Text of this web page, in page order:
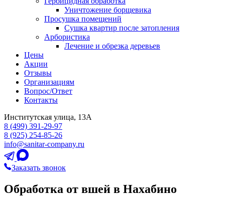
Уничтожение борщевика
Просушка помещений
Сушка квартир после затопления
Арбористика
Лечение и обрезка деревьев
Цены
Акции
Отзывы
Организациям
Вопрос/Ответ
Контакты
Институтская улица, 13А
8 (499) 391-29-97
8 (925) 254-85-26
info@sanitar-company.ru
Заказать звонок
Обработка от вшей в Нахабино